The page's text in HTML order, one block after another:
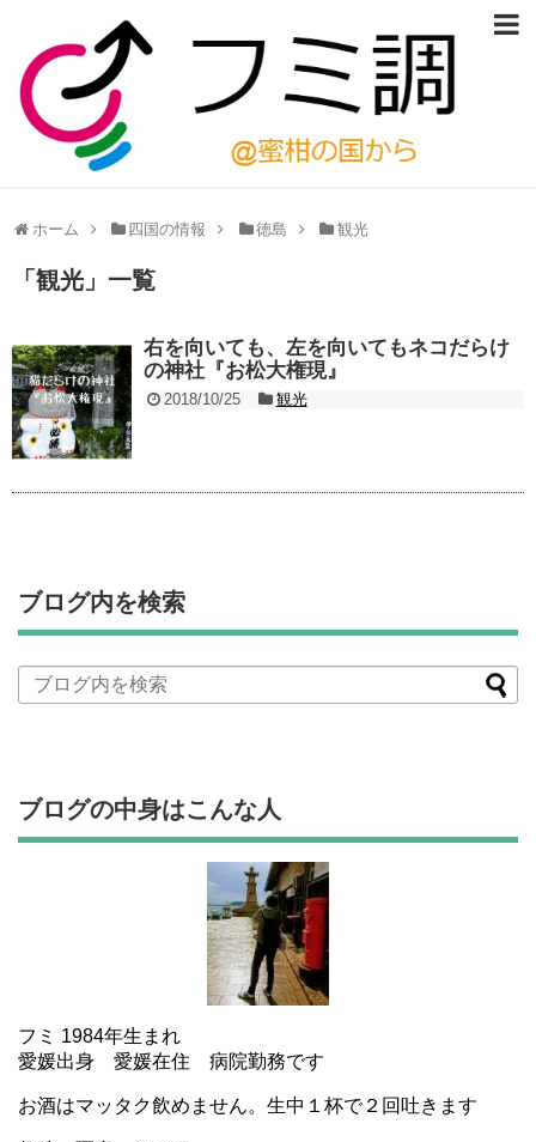
ホーム 四国の情報 徳島 観光
「 観光 」 一覧
右を向いても、左を向いてもネコだらけ
の神社『お松大権現』
2018/10/25 観光
ブログ内を検索
ブログの中身はこんな人
フミ 1984年生まれ
愛媛出身 愛媛在住 病院勤務です
お酒はマッタク飲めません。生中１杯で２回吐きます